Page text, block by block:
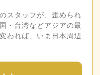
スタッフが、歪められ
・台湾などアジアの最
われば、いま日本周辺